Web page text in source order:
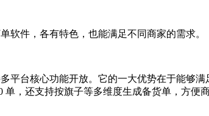
件，各有特色，也能满足不同商家的需求。
台核心功能开放。它的一大优势在于能够
单，还支持按旗子等多维度生成备货单，方